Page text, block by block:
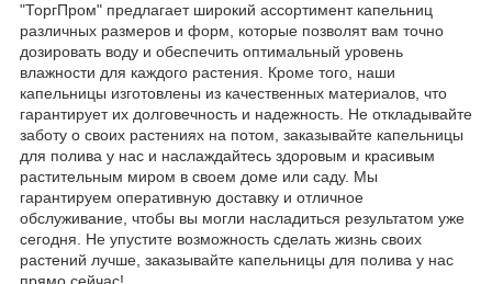
"ТоргПром" предлагает широкий ассортимент капельниц
различных размеров и форм, которые позволят вам точно
дозировать воду и обеспечить оптимальный уровень
влажности для каждого растения. Кроме того, наши
капельницы изготовлены из качественных материалов, что
гарантирует их долговечность и надежность. Не откладывайте
заботу о своих растениях на потом, заказывайте капельницы
для полива у нас и наслаждайтесь здоровым и красивым
растительным миром в своем доме или саду. Мы
гарантируем оперативную доставку и отличное
обслуживание, чтобы вы могли насладиться результатом уже
сегодня. Не упустите возможность сделать жизнь своих
растений лучше, заказывайте капельницы для полива у нас